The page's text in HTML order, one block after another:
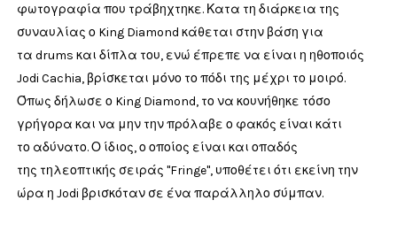
φωτογραφία που τράβηχτηκε. Κατα τη διάρκεια της
συναυλίας ο King Diamond κάθεται στην βάση για
τα drums και δίπλα του, ενώ έπρεπε να είναι η ηθοποιός
Jodi Cachia, βρίσκεται μόνο το πόδι της μέχρι το μοιρό.
Όπως δήλωσε ο King Diamond, το να κουνήθηκε τόσο
γρήγορα και να μην την πρόλαβε ο φακός είναι κάτι
το αδύνατο. Ο ίδιος, ο οποίος είναι και οπαδός
της τηλεοπτικής σειράς "Fringe", υποθέτει ότι εκείνη την
ώρα η Jodi βρισκόταν σε ένα παράλληλο σύμπαν.